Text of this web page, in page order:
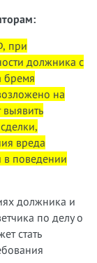
при
должника с
бремя
на
вреда
в поведении
должника и
по делу о
стать